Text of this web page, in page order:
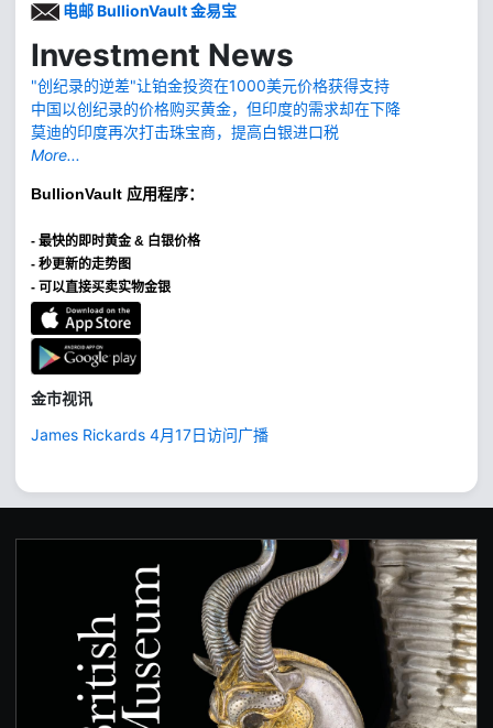
电邮 BullionVault 金易宝
Investment News
"创纪录的逆差"让铂金投资在1000美元价格获得支持
中国以创纪录的价格购买黄金，但印度的需求却在下降
莫迪的印度再次打击珠宝商，提高白银进口税
More...
BullionVault 应用程序：
- 最快的即时黄金 & 白银价格
- 秒更新的走势图
- 可以直接买卖实物金银
金市视讯
James Rickards 4月17日访问广播